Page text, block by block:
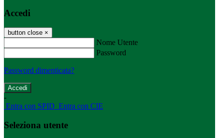
Accedi
button close ×
Nome Utente
Password
Password dimenticata?
-
Entra con SPID Entra con CIE
Seleziona utente